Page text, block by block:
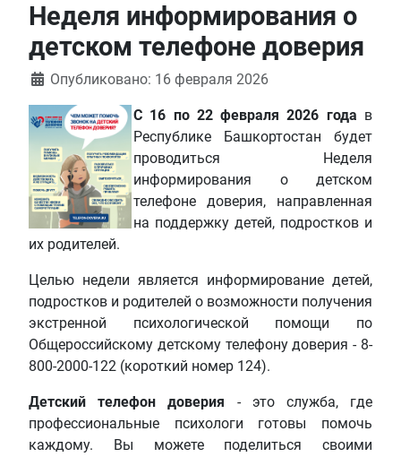
Неделя информирования о
детском телефоне доверия
Информация о материале
Опубликовано: 16 февраля 2026
С 16 по 22 февраля 2026 года в
Республике Башкортостан будет
проводиться Неделя
информирования о детском
телефоне доверия, направленная
на поддержку детей, подростков и
их родителей.
Целью недели является информирование детей,
подростков и родителей о возможности получения
экстренной психологической помощи по
Общероссийскому детскому телефону доверия - 8-
800-2000-122 (короткий номер 124).
Детский телефон доверия - это служба, где
профессиональные психологи готовы помочь
каждому. Вы можете поделиться своими